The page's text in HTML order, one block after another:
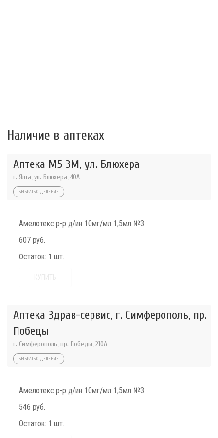
Наличие в аптеках
Аптека М5 3М, ул. Блюхера
г. Ялта, ул. Блюхера, 40А
ВЫБРАТЬ ОТДЕЛЕНИЕ
Амелотекс р-р д/ин 10мг/мл 1,5мл №3
607 руб.
Остаток: 1 шт.
Аптека Здрав-сервис, г. Симферополь, пр.
Победы
г. Симферополь, пр. Победы, 210A
ВЫБРАТЬ ОТДЕЛЕНИЕ
Амелотекс р-р д/ин 10мг/мл 1,5мл №3
546 руб.
Остаток: 1 шт.